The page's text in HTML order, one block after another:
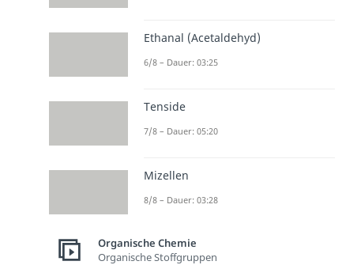
Ethanal (Acetaldehyd)
6/8 – Dauer: 03:25
Tenside
7/8 – Dauer: 05:20
Mizellen
8/8 – Dauer: 03:28
Organische Chemie
Organische Stoffgruppen